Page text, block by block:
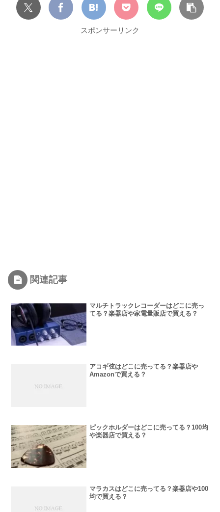
スポンサーリンク
関連記事
マルチトラックレコーダーはどこに売っ
てる？楽器店や家電量販店で買える？
アコギ弦はどこに売ってる？楽器店や
Amazonで買える？
ピックホルダーはどこに売ってる？100均
や楽器店で買える？
マラカスはどこに売ってる？楽器店や100
均で買える？